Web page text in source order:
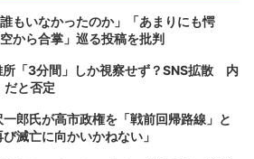
もいなかったのか」「あまりにも愕
から合掌」巡る投稿を批判
所「3分間」しか視察せず？SNS拡散 内
だと否定
郎氏が高市政権を「戦前回帰路線」と
滅亡に向かいかねない」